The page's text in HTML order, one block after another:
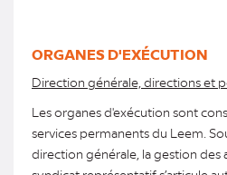
ORGANES D'EXÉCUTION
Direction générale, directions et
Les organes d'exécution sont
services permanents du Leem.
direction générale, la gestion des